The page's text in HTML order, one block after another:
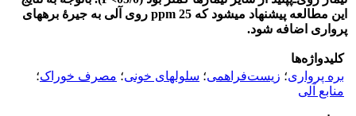
این مطالعه پیشنهاد می‏شود که ppm 25 روی آلی به جیرۀ بره‏های
پرواری اضافه شود.
کلیدواژه‌ها
بره پرواری؛ زیست‌فراهمی؛ سلول‏های خونی؛ مصرف خوراک؛
منابع آلی